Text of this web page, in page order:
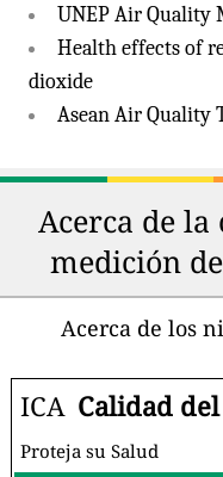
UNEP Air Quality
Health effects of
dioxide
Asean Air Quality
Acerca de
medición
Acerca de los
ICA Calidad
Proteja su Salud